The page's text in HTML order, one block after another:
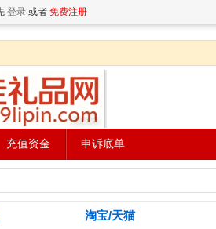
登录 或者 免费注册
充值资金 申诉底单
淘宝/天猫